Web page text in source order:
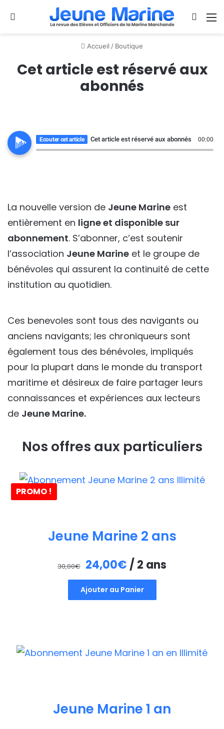
Se connecter
Accueil / Boutique
Cet article est réservé aux
abonnés
Ecouter cet article Cet article est réservé aux abonnés 00:00
La nouvelle version de Jeune Marine est
entièrement en ligne et disponible sur
abonnement. S’abonner, c’est soutenir
l’association Jeune Marine et le groupe de
bénévoles qui assurent la continuité de cette
institution au quotidien.
Ces benevoles sont tous des navigants ou
anciens navigants; les chroniqueurs sont
également tous des bénévoles, impliqués
pour la plupart dans le monde du transport
maritime et désireux de faire partager leurs
connaissances et expériences aux lecteurs
de Jeune Marine.
Nos offres aux particuliers
PROMO !
Jeune Marine 2 ans
30,00€ Le
prix
initial
24,00€ Le
prix
actuel
/ 2 ans
Ajouter au Panier
Jeune Marine 1 an